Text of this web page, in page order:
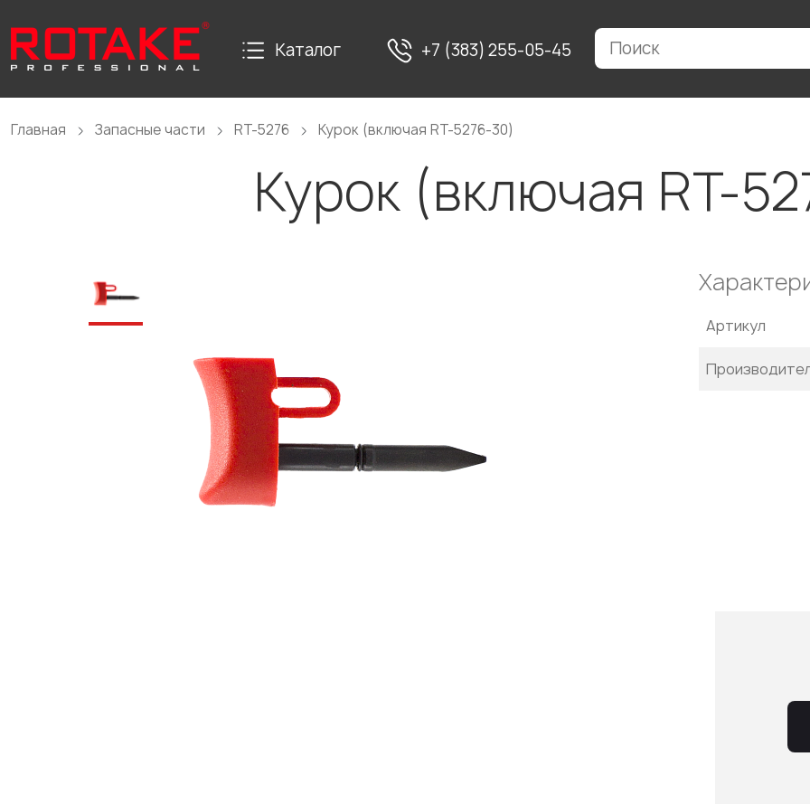
Каталог +7 (383) 255-05-45
Главная Запасные части RT-5276 Курок (включая RT-5276-30)
Курок (включая RT-
Артикул